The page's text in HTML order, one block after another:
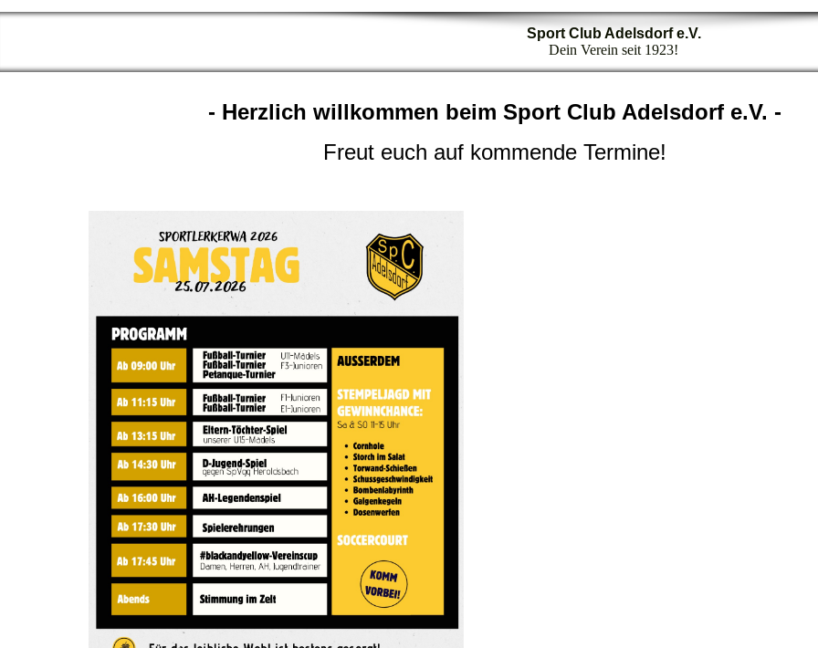
Sport Club Adelsdorf e.V.
Dein Verein seit 1923!
- Herzlich willkommen beim Sport Club Adelsdorf e.V. -
Freut euch auf kommende Termine!